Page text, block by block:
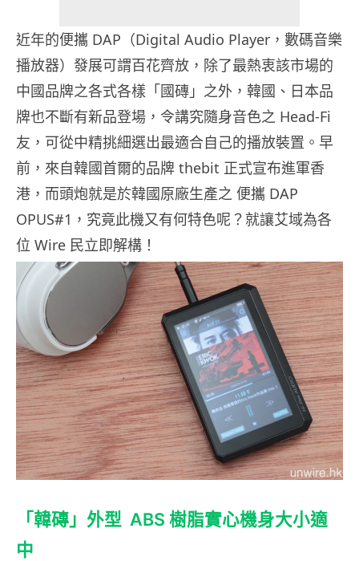
近年的便攜 DAP（Digital Audio Player，數碼音樂
播放器）發展可謂百花齊放，除了最熱衷該市場的
中國品牌之各式各樣「國磚」之外，韓國、日本品
牌也不斷有新品登場，令講究隨身音色之 Head-Fi
友，可從中精挑細選出最適合自己的播放裝置。早
前，來自韓國首爾的品牌 thebit 正式宣布進軍香
港，而頭炮就是於韓國原廠生產之 便攜 DAP
OPUS#1，究竟此機又有何特色呢？就讓艾域為各
位 Wire 民立即解構！
「韓磚」外型 ABS 樹脂實心機身大小適
中